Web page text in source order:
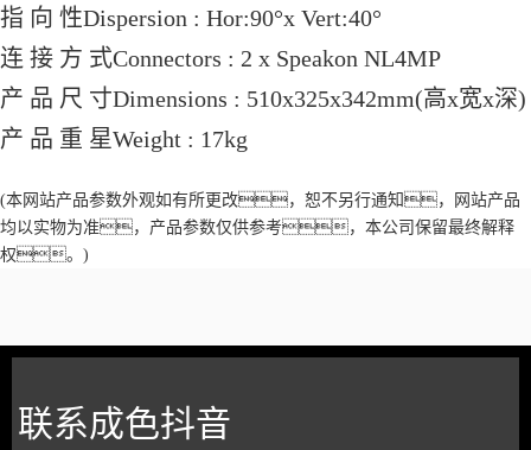
指 向 性Dispersion : Hor:90°x Vert:40°
连 接 方 式Connectors : 2 x Speakon NL4MP
产 品 尺 寸Dimensions : 510x325x342mm(高x宽x深)
产 品 重 星Weight : 17kg
(本网站产品参数外观如有所更改，恕不另行通知，网站产品
均以实物为准，产品参数仅供参考，本公司保留最终解释
权。 )
联系成色抖音